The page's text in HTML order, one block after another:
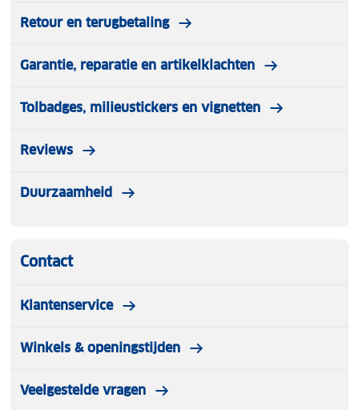
Retour en terugbetaling
Garantie, reparatie en artikelklachten
Tolbadges, milieustickers en vignetten
Reviews
Duurzaamheid
Contact
Klantenservice
Winkels & openingstijden
Veelgestelde vragen